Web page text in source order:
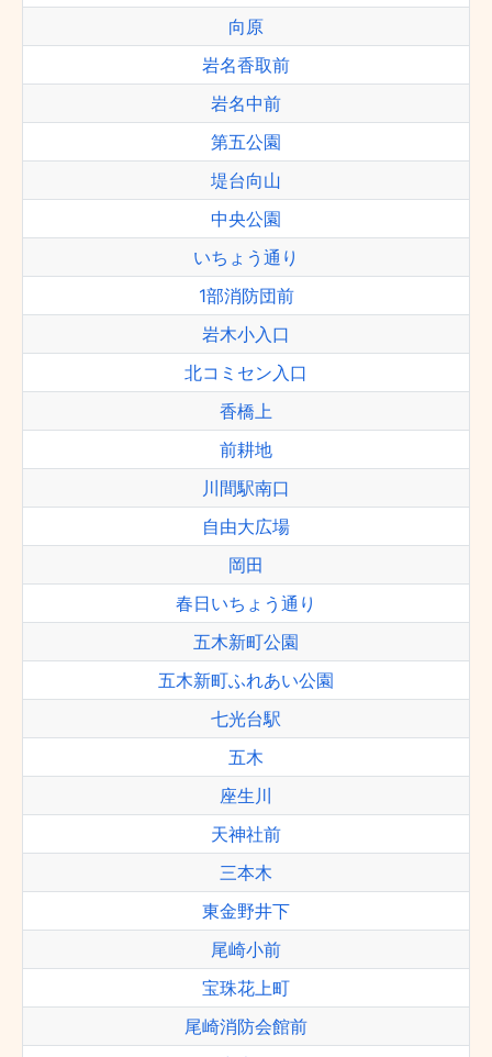
向原
岩名香取前
岩名中前
第五公園
堤台向山
中央公園
いちょう通り
1部消防団前
岩木小入口
北コミセン入口
香橋上
前耕地
川間駅南口
自由大広場
岡田
春日いちょう通り
五木新町公園
五木新町ふれあい公園
七光台駅
五木
座生川
天神社前
三本木
東金野井下
尾崎小前
宝珠花上町
尾崎消防会館前